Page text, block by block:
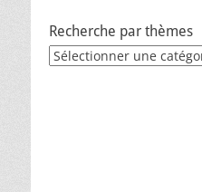
Recherche par thèmes
Recherche